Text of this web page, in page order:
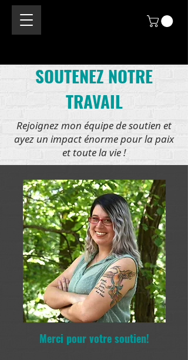
SOUTENEZ NOTRE
TRAVAIL
Rejoignez mon équipe de soutien et
ayez un impact énorme pour la paix
et toute la vie !
Merci pour votre soutien!